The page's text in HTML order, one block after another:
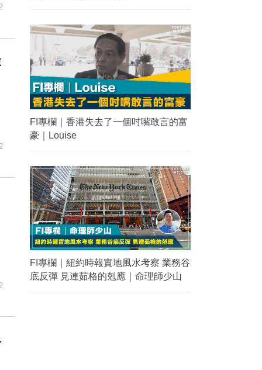
FI專欄｜香港失去了一個吋嘴敢言的富
豪｜Louise
FI專欄｜紐約時報實地風水考察 業務谷
底反彈 見連茹格的剋應｜命理師少山